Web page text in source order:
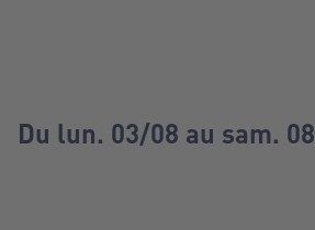
Du lun. 03/08 au sam.